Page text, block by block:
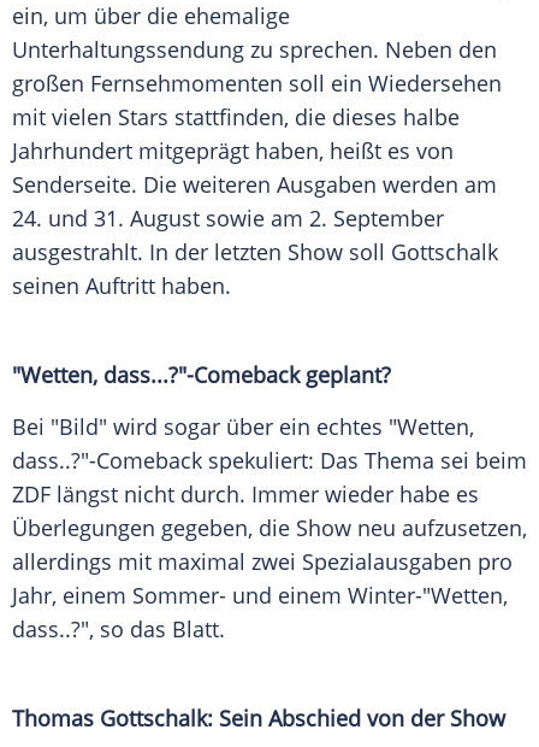
ein, um über die ehemalige
Unterhaltungssendung zu sprechen. Neben den
großen Fernsehmomenten soll ein Wiedersehen
mit vielen Stars stattfinden, die dieses halbe
Jahrhundert mitgeprägt haben, heißt es von
Senderseite. Die weiteren Ausgaben werden am
24. und 31. August sowie am 2. September
ausgestrahlt. In der letzten Show soll Gottschalk
seinen Auftritt haben.
"Wetten, dass...?"-Comeback geplant?
Bei "Bild" wird sogar über ein echtes "Wetten,
dass..?"-Comeback spekuliert: Das Thema sei beim
ZDF längst nicht durch. Immer wieder habe es
Überlegungen gegeben, die Show neu aufzusetzen,
allerdings mit maximal zwei Spezialausgaben pro
Jahr, einem Sommer- und einem Winter-"Wetten,
dass..?", so das Blatt.
Thomas Gottschalk: Sein Abschied von der Show